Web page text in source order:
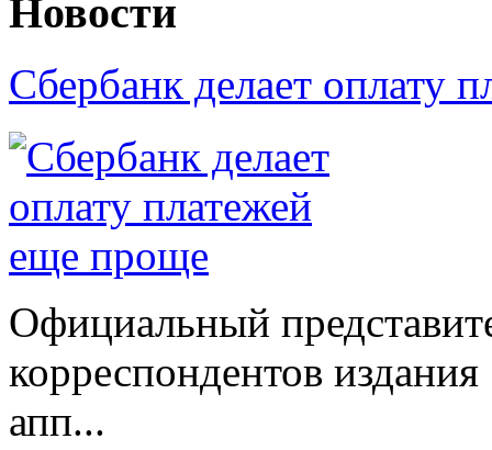
Новости
Сбербанк делает
Официальный
корреспондентов
апп...